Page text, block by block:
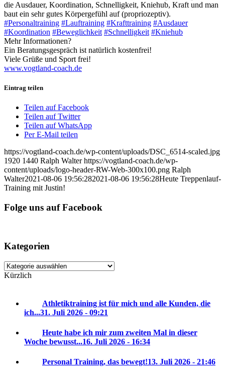
die Ausdauer, Koordination, Schnelligkeit, Kniehub, Kraft und man
baut ein sehr gutes Körpergefühl auf (propriozeptiv).
#Personaltraining #Lauftraining #Krafttraining #Ausdauer
#Koordination #Beweglichkeit #Schnelligkeit #Kniehub
Mehr Informationen?
Ein Beratungsgespräch ist natürlich kostenfrei!
Viele Grüße und Sport frei!
www.vogtland-coach.de
Eintrag teilen
Teilen auf Facebook
Teilen auf Twitter
Teilen auf WhatsApp
Per E-Mail teilen
https://vogtland-coach.de/wp-content/uploads/DSC_6514-scaled.jpg
1920 1440 Ralph Walter https://vogtland-coach.de/wp-
content/uploads/logo-header-RW-Web-300x100.png Ralph
Walter2021-08-06 19:56:282021-08-06 19:56:28Heute Treppenlauf-
Training mit Justin!
Folge uns auf Facebook
Kategorien
Kategorien
Kürzlich
Athletiktraining ist für mich und alle Kunden, die
ich...31. Juli 2026 - 09:21
Heute habe ich mir zum zweiten Mal in dieser
Woche bewusst...16. Juli 2026 - 16:34
Personal Training, das bewegt!13. Juli 2026 - 21:46